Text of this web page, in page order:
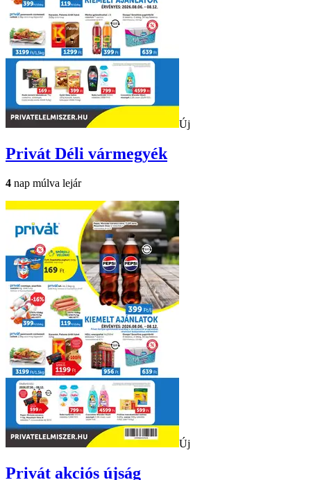
Új
Privát Déli vármegyék
4 nap múlva lejár
Új
Privát akciós újság